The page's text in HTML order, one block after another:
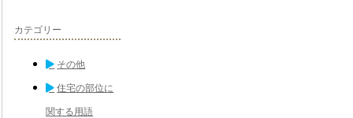
カテゴリー
その他
住宅の部位に
関する用語